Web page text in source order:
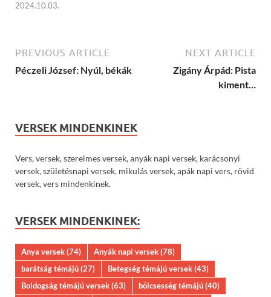
2024.10.03.
PREVIOUS ARTICLE
Péczeli József: Nyúl, békák
NEXT ARTICLE
Zigány Árpád: Pista
kiment…
VERSEK MINDENKINEK
Vers, versek, szerelmes versek, anyák napi versek, karácsonyi
versek, születésnapi versek, mikulás versek, apák napi vers, rövid
versek, vers mindenkinek.
VERSEK MINDENKINEK:
Anya versek(74) Anyák napi versek(78)
barátság témájú(27) Betegség témájú versek(43)
Boldogság témájú versek(63) bölcsesség témájú(40)